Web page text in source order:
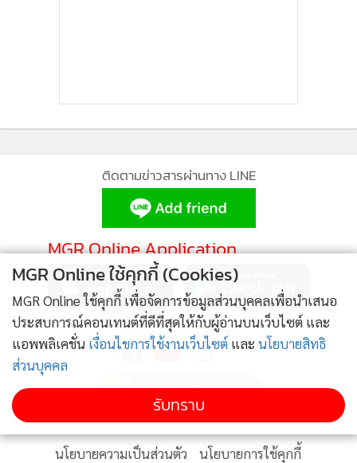
กลุ่มที่ให้การสนับสนุนเธอ ต่างชื่นชมในความเด็ดเดี่ยวไม่เปลี่ยน
รวมทั้งฝ่ายธุรกิจ ที่ถือหางเธอโดยยังคงบริจาคเงิน
ให้เธอจนถึงนาทีที่เธอถอนตัว (ต่างกับผู้สมัครคนอื่นๆ ที่ผู้บริจาค
ได้หยุดให้เงินสนับสนุน จนพวกเขาต้องถอนตัวจากการแข่งขัน
เพราะเงินบริจาคหยุดไหลเข้านั่นเอง)
คืนที่สองในการประชุมใหญ่ของ RNC ผู้สนับสนุนเธอคงต้องอ้า
ปากค้างเช่นกัน ที่เธอออกมายืนบนเวทีและประกาศสนับสนุนท
รัมป์อย่างหมดหัวใจ…แต่เธอก็ยังสงวนไว้เล็กน้อยว่า คงมีบางคนที่
ไม่ได้สนับสนุนทรัมป์ทั้ง 100 เปอร์เซ็นต์ เพราะคนเราย่อมมี
ความเห็นที่แตกต่างกันได้ ซึ่งหนึ่งในนั้นก็คือเธอเองนั่นแหละ แต่
นาทีนี้ต้องสนับสนุนทรัมป์ เพราะจะทนให้ไบเดนบริหารต่อไป
อีก 4 ปีไม่ได้แล้ว
ข่าวอื่นในหมวด
ติดตามข่าวสารผ่านทาง LINE
MGR Online ใช้คุกกี้ (Cookies)
MGR Online ใช้คุกกี้ เพื่อจัดการข้อมูลส่วนบุคคลเพื่อนำเสนอ
ประสบการณ์คอนเทนต์ที่ดีที่สุดให้กับผู้อ่านบนเว็บไซต์ และ
แอพพลิเคชั่น เงื่อนไขการใช้งานเว็บไซต์ และ นโยบายสิทธิ
ส่วนบุคคล
รับทราบ